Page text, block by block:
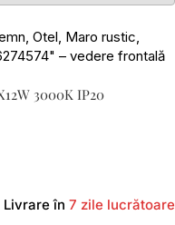
3000K IP20
Livrare în 7 zile lucrătoare